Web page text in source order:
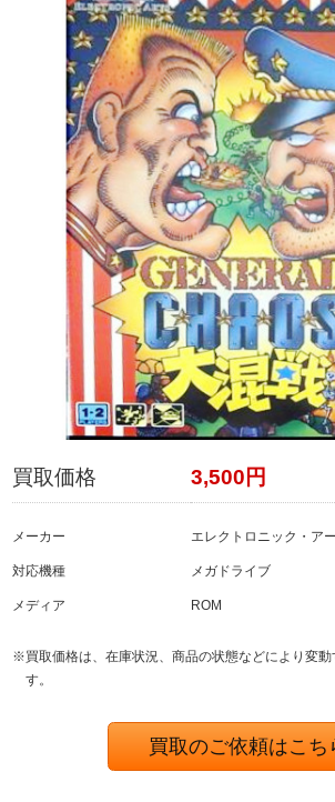
買取価格 3,500円
メーカー エレクトロニック・ア
対応機種 メガドライブ
メディア ROM
※買取価格は、在庫状況、商品の状態などにより変動
す。
買取のご依頼はこち